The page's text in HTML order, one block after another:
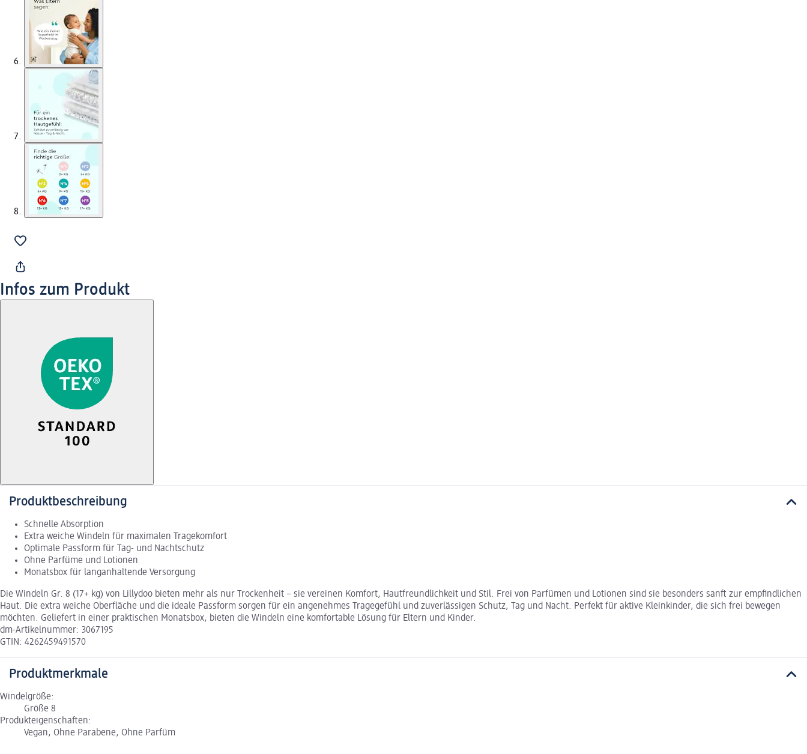
Infos zum Produkt
Produktbeschreibung
Schnelle Absorption
Extra weiche Windeln für maximalen Tragekomfort
Optimale Passform für Tag- und Nachtschutz
Ohne Parfüme und Lotionen
Monatsbox für langanhaltende Versorgung
Die Windeln Gr. 8 (17+ kg) von Lillydoo bieten mehr als nur Trockenheit – sie vereinen Komfort, Hautfreundlichkeit und Stil. Frei von Parfümen und Lotionen sind sie besonders sanft zur empfindlichen
Haut. Die extra weiche Oberfläche und die ideale Passform sorgen für ein angenehmes Tragegefühl und zuverlässigen Schutz, Tag und Nacht. Perfekt für aktive Kleinkinder, die sich frei bewegen
möchten. Geliefert in einer praktischen Monatsbox, bieten die Windeln eine komfortable Lösung für Eltern und Kinder.
dm-Artikelnummer: 3067195
GTIN: 4262459491570
Produktmerkmale
Windelgröße:
Größe 8
Produkteigenschaften:
Vegan, Ohne Parabene, Ohne Parfüm